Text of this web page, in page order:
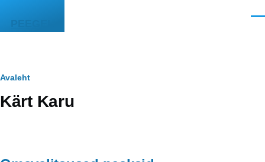
PEEGEL
Leivapuru
Avaleht
Kärt Karu